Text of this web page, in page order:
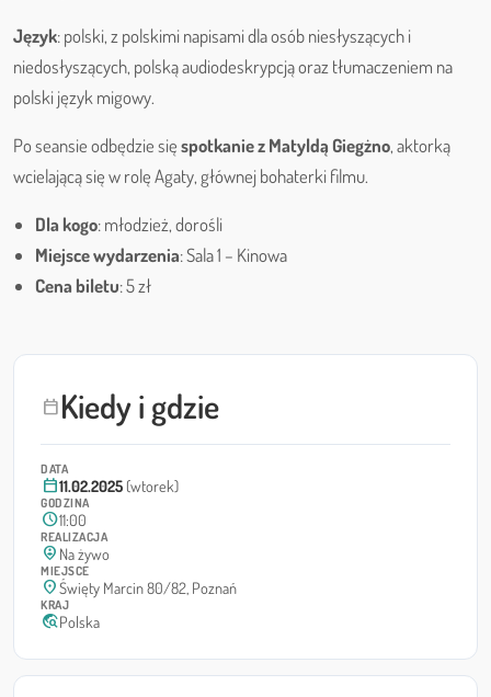
calendar_todayKiedy i gdzie
DATA
calendar_today11.02.2025 (wtorek)
GODZINA
schedule11:00
REALIZACJA
person_pin_circle Na żywo
MIEJSCE
location_onŚwięty Marcin 80/82, Poznań
KRAJ
travel_explorePolska
Język: polski, z polskimi napisami dla osób niesłyszących i
niedosłyszących, polską audiodeskrypcją oraz tłumaczeniem na
polski język migowy.
Po seansie odbędzie sięspotkanie z Matyldą Giegżno, aktorką
wcielającą się w rolę Agaty, głównej bohaterki filmu.
Dla kogo: młodzież, dorośli
Miejsce wydarzenia: Sala 1 – Kinowa
Cena biletu: 5 zł